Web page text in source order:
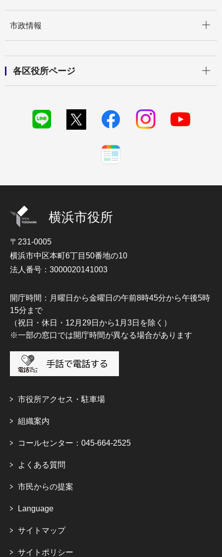
市政情報
各区役所ページ
横浜市役所
〒231-0005
横浜市中区本町6丁目50番地の10
法人番号：3000020141003
開庁時間：月曜日から金曜日の午前8時45分から午後5時
15分まで
（祝日・休日・12月29日から1月3日を除く）
※一部の窓口では開庁時間が異なる場合があります
市役所アクセス・駐車場
組織案内
コールセンター：045-664-2525
よくある質問
市民からの提案
Language
サイトマップ
サイトポリシー